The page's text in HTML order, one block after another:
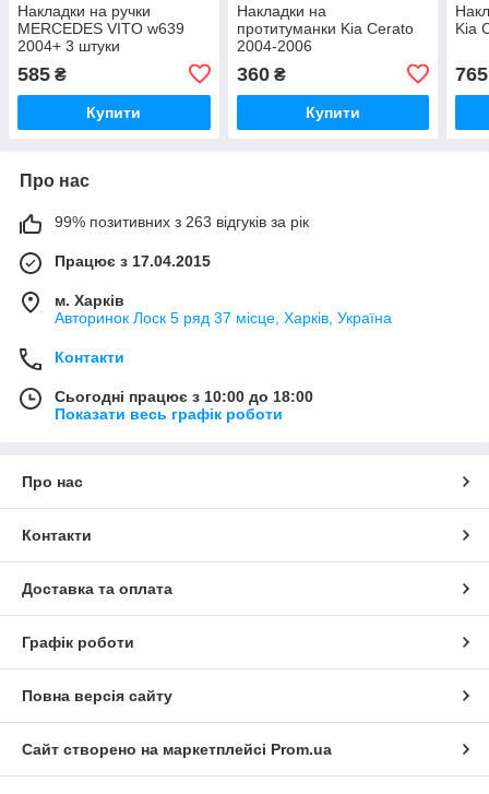
Накладки на ручки
MERCEDES VITO w639
2004+ 3 штуки
585 ₴
Купити
Накладки на
протитуманки Kia Cerato
2004-2006
360₴
Купити
Kia
765
Про нас
99% позитивних з 263 відгуків за рік
Працює з 17.04.2015
м. Харків
Авторинок Лоск 5 ряд 37 місце, Харків, Україна
Контакти
Сьогодні працює з 10:00 до 18:00
Показати весь графік роботи
Про нас
Контакти
Доставка та оплата
Графік роботи
Повна версія сайту
Сайт створено на маркетплейсі Prom.ua